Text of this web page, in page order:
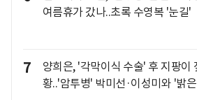
여름휴가 갔나..초록 수영복 '눈길'
7
양희은, '각막이식 수술' 후 지팡이
황..'암투병' 박미선·이성미와 '밝